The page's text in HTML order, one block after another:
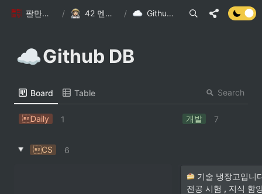
팔만코딩경 / 42 멘토특강 / Github DB
☁️Github DB
Board Table Search
Daily 1 개발 7
CS 6
기술 냉장고입니
전공 시험 , 지식 함